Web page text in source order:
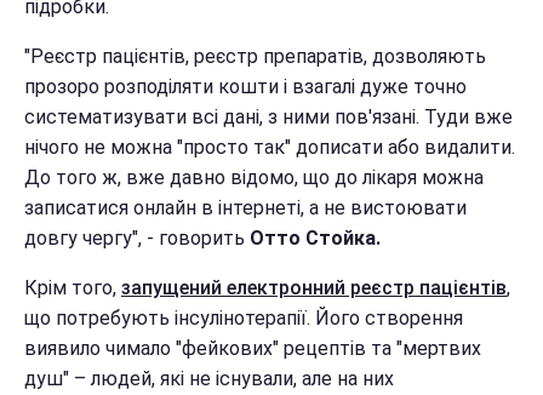
підробки.
"Реєстр пацієнтів, реєстр препаратів, дозволяють
прозоро розподіляти кошти і взагалі дуже точно
систематизувати всі дані, з ними пов'язані. Туди вже
нічого не можна "просто так" дописати або видалити.
До того ж, вже давно відомо, що до лікаря можна
записатися онлайн в інтернеті, а не вистоювати
довгу чергу", - говорить Отто Стойка.
Крім того, запущений електронний реєстр пацієнтів,
що потребують інсулінотерапії. Його створення
виявило чимало "фейкових" рецептів та "мертвих
душ" – людей, які не існували, але на них